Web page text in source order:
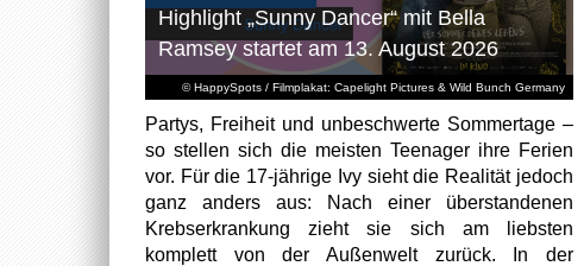
© HappySpots / Filmplakat: Capelight Pictures & Wild Bunch Germany
Highlight „Sunny Dancer“ mit Bella
Ramsey startet am 13. August 2026
Partys, Freiheit und unbeschwerte Sommertage –
so stellen sich die meisten Teenager ihre Ferien
vor. Für die 17-jährige Ivy sieht die Realität jedoch
ganz anders aus: Nach einer überstandenen
Krebserkrankung zieht sie sich am liebsten
komplett von der Außenwelt zurück. In der